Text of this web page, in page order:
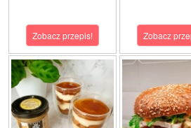
Zobacz przepis! Zobacz